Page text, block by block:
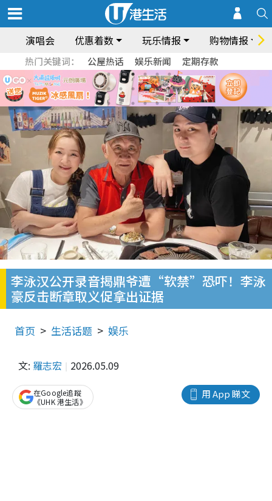
演唱会 优惠着数 玩乐情报 购物情报
热门关键词： 公屋热话 娱乐新闻 定期存款
李泳汉公开录音揭鼎爷遭“软禁”恐吓！李泳
豪反击断章取义促拿出证据
首页 生活话题 娱乐
文: 羅志宏 2026.05.09
用 App 睇文
在Google追蹤
《UHK 港生活》